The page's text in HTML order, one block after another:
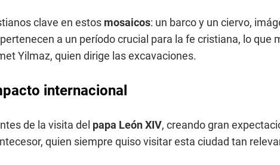
clave en estos mosaicos: un barco y un ciervo,
a un período crucial para la fe cristiana, lo que
Yilmaz, quien dirige las excavaciones.
internacional
de la visita del papa León XIV, creando gran
quien siempre quiso visitar esta ciudad tan